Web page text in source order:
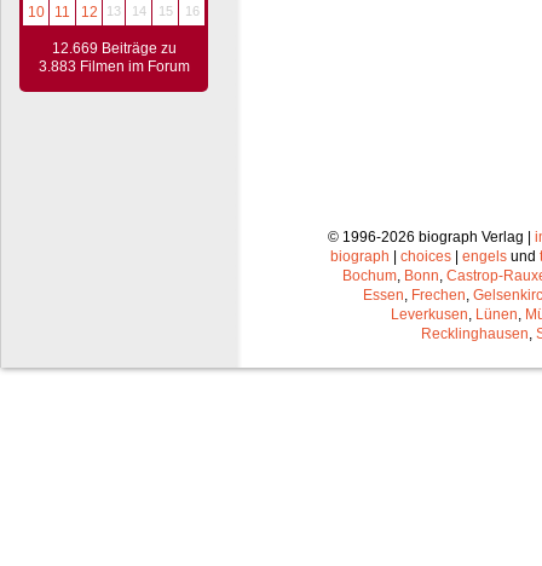
10
11 12 13 14 15 16
12.669 Beiträge zu
3.883 Filmen im Forum
© 1996-2026 biograph Verlag |
biograph
choices engels und
Bochum, Bonn, Castrop-
Essen, Frechen,
Leverkusen, Lünen,
Recklinghausen,